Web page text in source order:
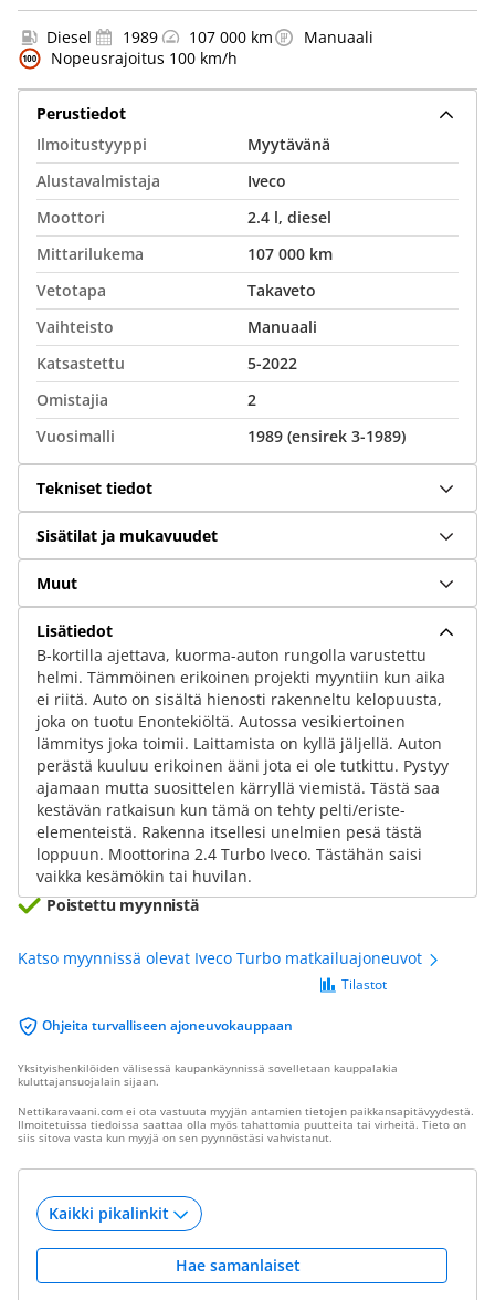
Diesel 1989 107 000 km
Manuaali
Nopeusrajoitus 100 km/h
Perustiedot
Ilmoitustyyppi
Myytävänä
Alustavalmistaja
Iveco
Moottori
2.4 l, diesel
Mittarilukema
107 000 km
Vetotapa
Takaveto
Vaihteisto
Manuaali
Katsastettu
5-2022
Omistajia
2
Vuosimalli
1989 (ensirek 3-1989)
Tekniset tiedot
Sisätilat ja mukavuudet
Muut
Lisätiedot
B-kortilla ajettava, kuorma-auton rungolla varustettu
helmi. Tämmöinen erikoinen projekti myyntiin kun aika
ei riitä. Auto on sisältä hienosti rakenneltu kelopuusta,
joka on tuotu Enontekiöltä. Autossa vesikiertoinen
lämmitys joka toimii. Laittamista on kyllä jäljellä. Auton
perästä kuuluu erikoinen ääni jota ei ole tutkittu. Pystyy
ajamaan mutta suosittelen kärryllä viemistä. Tästä saa
kestävän ratkaisun kun tämä on tehty pelti/eriste-
elementeistä. Rakenna itsellesi unelmien pesä tästä
loppuun. Moottorina 2.4 Turbo Iveco. Tästähän saisi
vaikka kesämökin tai huvilan.
Poistettu myynnistä
Katso myynnissä olevat Iveco Turbo matkailuajoneuvot
Ohjeita turvalliseen ajoneuvokauppaan
Tilastot
Yksityishenkilöiden välisessä kaupankäynnissä sovelletaan kauppalakia
kuluttajansuojalain sijaan.
Nettikaravaani.com ei ota vastuuta myyjän antamien tietojen paikkansapitävyydestä.
Ilmoitetuissa tiedoissa saattaa olla myös tahattomia puutteita tai virheitä. Tieto on
siis sitova vasta kun myyjä on sen pyynnöstäsi vahvistanut.
Hae samanlaiset